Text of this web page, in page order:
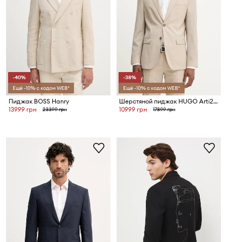
-40%
Ещё -10% с кодом WEB*
Пиджак BOSS Hanry
13999 грн
23399 грн
-38%
Ещё -10% с кодом WEB*
Шерстяной пиджак HUGO Arti253X
10999 грн
17899 грн